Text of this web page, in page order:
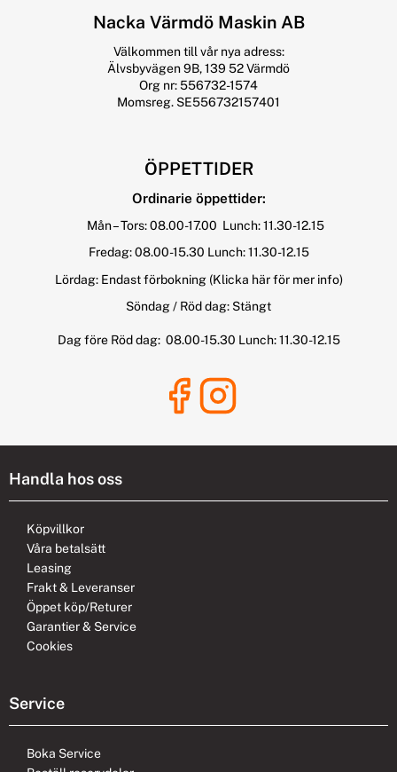
Nacka Värmdö Maskin AB
Välkommen till vår nya adress:
Älvsbyvägen 9B, 139 52 Värmdö
Org nr: 556732-1574
Momsreg. SE556732157401
ÖPPETTIDER
Ordinarie öppettider:
Mån – Tors: 08.00-17.00 Lunch: 11.30-12.15
Fredag: 08.00-15.30 Lunch: 11.30-12.15
Lördag: Endast förbokning (Klicka här för mer info)
Söndag / Röd dag: Stängt
Dag före Röd dag: 08.00-15.30 Lunch: 11.30-12.15
Handla hos oss
Köpvillkor
Våra betalsätt
Leasing
Frakt & Leveranser
Öppet köp/Returer
Garantier & Service
Cookies
Service
Boka Service